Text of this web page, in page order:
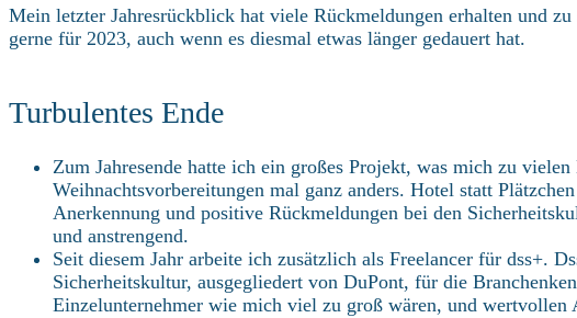
Mein letzter Jahresrückblick hat viele Rückmeldungen erhalten und
gerne für 2023, auch wenn es diesmal etwas länger gedauert hat.
Turbulentes Ende
Zum Jahresende hatte ich ein großes Projekt, was mich zu
Weihnachtsvorbereitungen mal ganz anders. Hotel statt
Anerkennung und positive Rückmeldungen bei den
und anstrengend.
Seit diesem Jahr arbeite ich zusätzlich als Freelancer für dss+.
Sicherheitskultur, ausgegliedert von DuPont, für die
Einzelunternehmer wie mich viel zu groß wären, und